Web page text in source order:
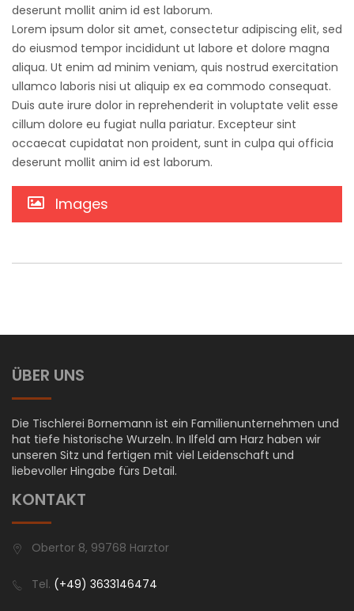
deserunt mollit anim id est laborum.
Lorem ipsum dolor sit amet, consectetur adipiscing elit, sed
do eiusmod tempor incididunt ut labore et dolore magna
aliqua. Ut enim ad minim veniam, quis nostrud exercitation
ullamco laboris nisi ut aliquip ex ea commodo consequat.
Duis aute irure dolor in reprehenderit in voluptate velit esse
cillum dolore eu fugiat nulla pariatur. Excepteur sint
occaecat cupidatat non proident, sunt in culpa qui officia
deserunt mollit anim id est laborum.
Images
ÜBER UNS
Die Tischlerei Bornemann ist ein Familienunternehmen und
hat tiefe historische Wurzeln. In Ilfeld am Harz haben wir
unseren Sitz und fertigen mit viel Leidenschaft und
liebevoller Hingabe fürs Detail.
KONTAKT
Obertor 8, 99768 Harztor
Tel. (+49) 3633146474